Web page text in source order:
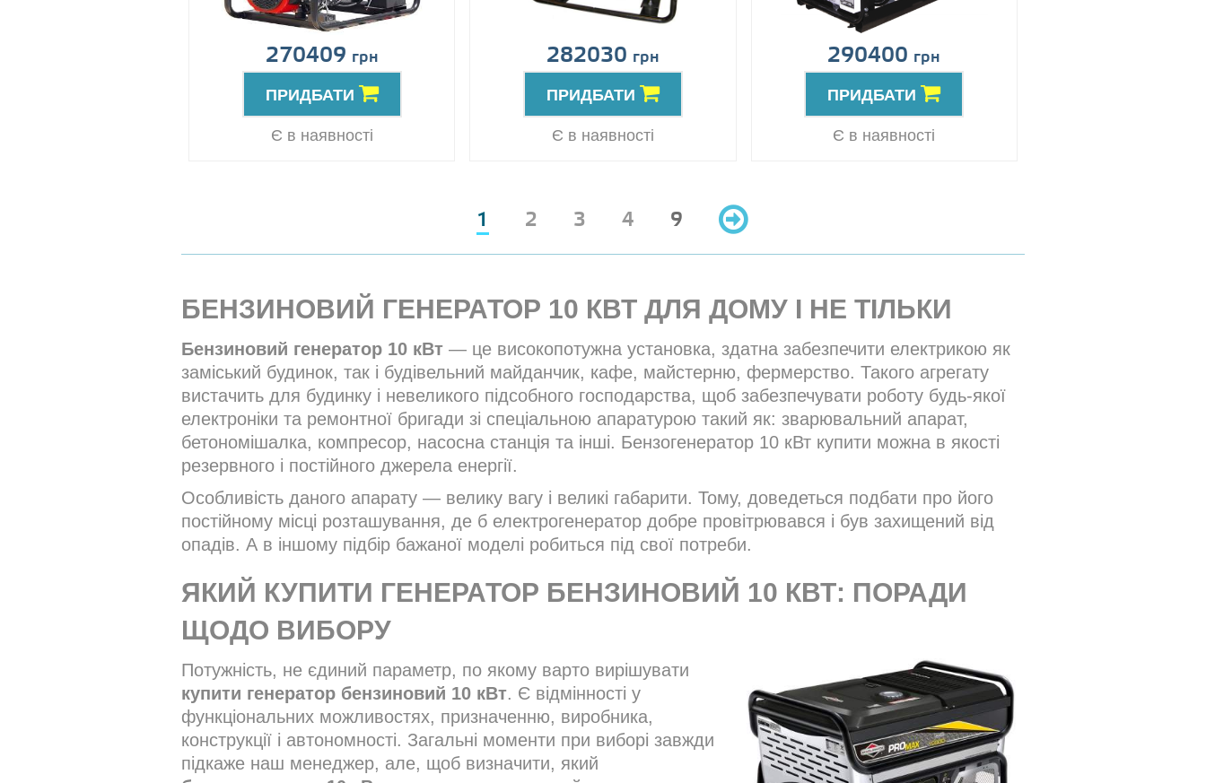
270409 грн
ПРИДБАТИ
Є в наявності
282030 грн
ПРИДБАТИ
Є в наявності
290400 грн
ПРИДБАТИ
Є в наявності
1 2 3 4 9
БЕНЗИНОВИЙ ГЕНЕРАТОР 10 КВТ ДЛЯ ДОМУ І НЕ ТІЛЬКИ
Бензиновий генератор 10 кВт — це високопотужна установка, здатна забезпечити електрикою як
заміський будинок, так і будівельний майданчик, кафе, майстерню, фермерство. Такого агрегату
вистачить для будинку і невеликого підсобного господарства, щоб забезпечувати роботу будь-якої
електроніки та ремонтної бригади зі спеціальною апаратурою такий як: зварювальний апарат,
бетономішалка, компресор, насосна станція та інші. Бензогенератор 10 кВт купити можна в якості
резервного і постійного джерела енергії.
Особливість даного апарату — велику вагу і великі габарити. Тому, доведеться подбати про його
постійному місці розташування, де б електрогенератор добре провітрювався і був захищений від
опадів. А в іншому підбір бажаної моделі робиться під свої потреби.
ЯКИЙ КУПИТИ ГЕНЕРАТОР БЕНЗИНОВИЙ 10 КВТ: ПОРАДИ
ЩОДО ВИБОРУ
Потужність, не єдиний параметр, по якому варто вирішувати
купити генератор бензиновий 10 кВт. Є відмінності у
функціональних можливостях, призначенню, виробника,
конструкції і автономності. Загальні моменти при виборі завжди
підкаже наш менеджер, але, щоб визначити, який